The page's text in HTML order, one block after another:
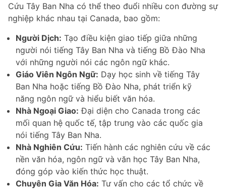
Cứu Tây Ban Nha có thể theo đuổi nhiều con đường sự
nghiệp khác nhau tại Canada, bao gồm:
Người Dịch: Tạo điều kiện giao tiếp giữa những
người nói tiếng Tây Ban Nha và tiếng Bồ Đào Nha
với những người nói các ngôn ngữ khác.
Giáo Viên Ngôn Ngữ: Dạy học sinh về tiếng Tây
Ban Nha hoặc tiếng Bồ Đào Nha, phát triển kỹ
năng ngôn ngữ và hiểu biết văn hóa.
Nhà Ngoại Giao: Đại diện cho Canada trong các
mối quan hệ quốc tế, tập trung vào các quốc gia
nói tiếng Tây Ban Nha.
Nhà Nghiên Cứu: Tiến hành các nghiên cứu về các
nền văn hóa, ngôn ngữ và văn học Tây Ban Nha,
đóng góp vào kiến thức học thuật.
Chuyên Gia Văn Hóa: Tư vấn cho các tổ chức về